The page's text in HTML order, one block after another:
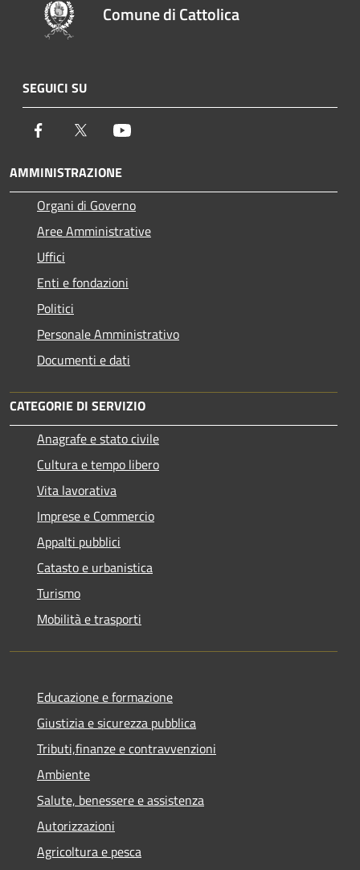
Comune di Cattolica
SEGUICI SU
Facebook Twitter
AMMINISTRAZIONE
Organi di Governo
Aree Amministrative
Uffici
Enti e fondazioni
Politici
Personale Amministrativo
Documenti e dati
CATEGORIE DI SERVIZIO
Anagrafe e stato civile
Cultura e tempo libero
Vita lavorativa
Imprese e Commercio
Appalti pubblici
Catasto e urbanistica
Turismo
Mobilità e trasporti
Educazione e formazione
Giustizia e sicurezza pubblica
Tributi,finanze e contravvenzioni
Ambiente
Salute, benessere e assistenza
Autorizzazioni
Agricoltura e pesca